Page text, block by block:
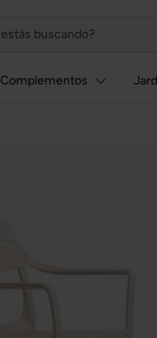
Complementos